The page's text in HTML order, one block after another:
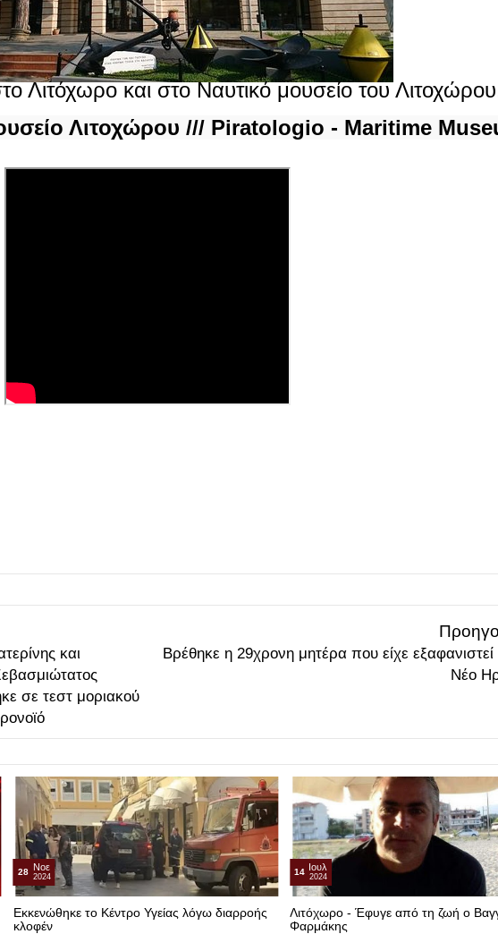
Λιτόχωρο και στο Ναυτικό μουσείο του
Λιτοχώρου /// Piratologio - Maritime
και
σε τεστ μοριακού
Βρέθηκε η 29χρονη μητέρα που είχε
Νέο
28 Νοε
2024
Εκκενώθηκε το Κέντρο Υγείας λόγω διαρροής
κλοφέν
14 Ιουλ
2024
Λιτόχωρο - Έφυγε από τη ζωή ο
Φαρμάκης